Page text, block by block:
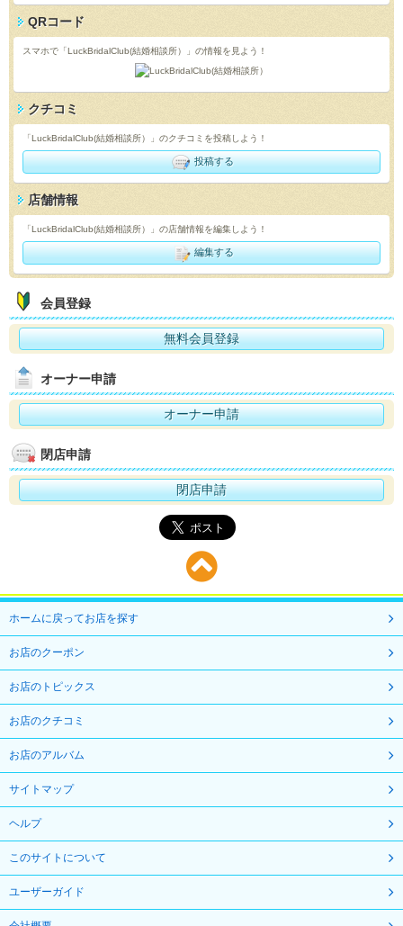
QRコード
スマホで「LuckBridalClub(結婚相談所）」の情報を見よう！
クチコミ
「LuckBridalClub(結婚相談所）」のクチコミを投稿しよう！
投稿する
店舗情報
「LuckBridalClub(結婚相談所）」の店舗情報を編集しよう！
編集する
会員登録
無料会員登録
オーナー申請
オーナー申請
閉店申請
閉店申請
ホームに戻ってお店を探す
お店のクーポン
お店のトピックス
お店のクチコミ
お店のアルバム
サイトマップ
ヘルプ
このサイトについて
ユーザーガイド